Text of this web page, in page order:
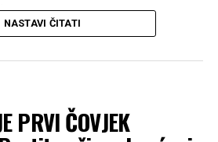
domove i u jaču Banjaluku”,
NASTAVI ČITATI
PRVI ČOVJEK